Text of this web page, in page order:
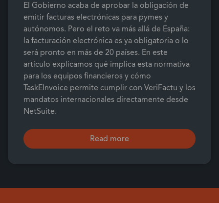
El Gobierno acaba de aprobar la obligación de
emitir facturas electrónicas para pymes y
autónomos. Pero el reto va más allá de España:
la facturación electrónica es ya obligatoria o lo
será pronto en más de 20 países. En este
artículo explicamos qué implica esta normativa
para los equipos financieros y cómo
TaskEInvoice permite cumplir con VeriFactu y los
mandatos internacionales directamente desde
NetSuite.
Read more